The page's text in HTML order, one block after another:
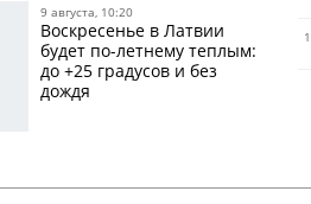
9 августа, 10:20
Воскресенье в Латвии
будет по-летнему теплым:
до +25 градусов и без
дождя